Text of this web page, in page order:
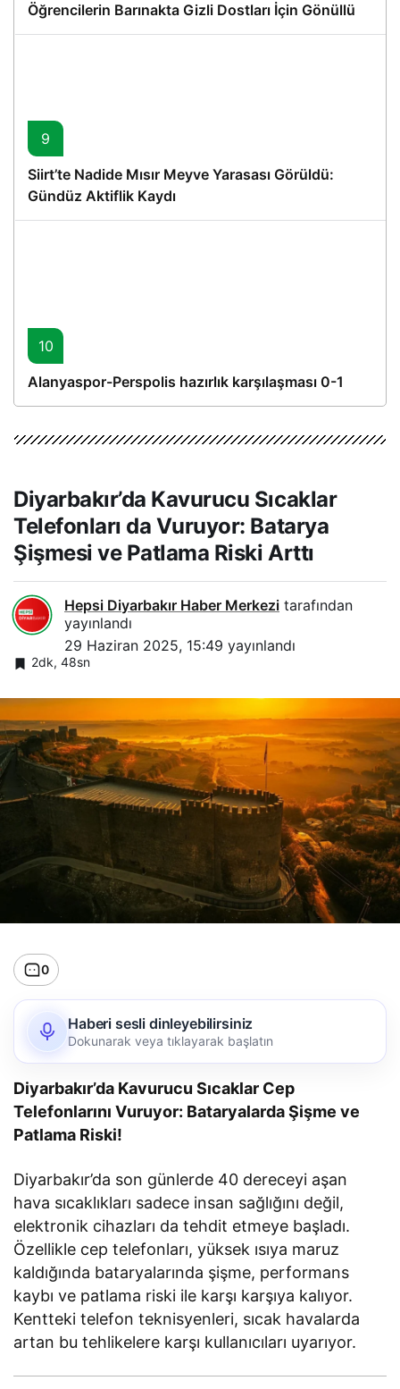
Öğrencilerin Barınakta Gizli Dostları İçin Gönüllü
Proje
9
Siirt’te Nadide Mısır Meyve Yarasası Görüldü:
Gündüz Aktiflik Kaydı
10
Alanyaspor-Perspolis hazırlık karşılaşması 0-1
Diyarbakır’da Kavurucu Sıcaklar
Telefonları da Vuruyor: Batarya
Şişmesi ve Patlama Riski Arttı
Hepsi Diyarbakır Haber Merkezi tarafından
yayınlandı
29 Haziran 2025, 15:49 yayınlandı
2dk, 48sn
0
Haberi sesli dinleyebilirsiniz
Dokunarak veya tıklayarak başlatın
Diyarbakır’da Kavurucu Sıcaklar Cep
Telefonlarını Vuruyor: Bataryalarda Şişme ve
Patlama Riski!
Diyarbakır’da son günlerde 40 dereceyi aşan
hava sıcaklıkları sadece insan sağlığını değil,
elektronik cihazları da tehdit etmeye başladı.
Özellikle cep telefonları, yüksek ısıya maruz
kaldığında bataryalarında şişme, performans
kaybı ve patlama riski ile karşı karşıya kalıyor.
Kentteki telefon teknisyenleri, sıcak havalarda
artan bu tehlikelere karşı kullanıcıları uyarıyor.